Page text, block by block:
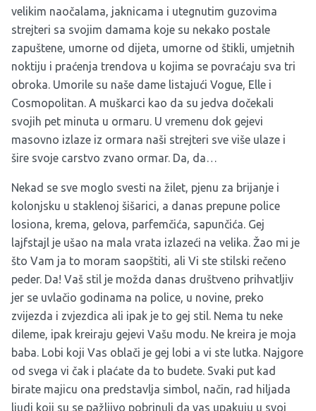
velikim naočalama, jaknicama i utegnutim guzovima
strejteri sa svojim damama koje su nekako postale
zapuštene, umorne od dijeta, umorne od štikli, umjetnih
noktiju i praćenja trendova u kojima se povraćaju sva tri
obroka. Umorile su naše dame listajući Vogue, Elle i
Cosmopolitan. A muškarci kao da su jedva dočekali
svojih pet minuta u ormaru. U vremenu dok gejevi
masovno izlaze iz ormara naši strejteri sve više ulaze i
šire svoje carstvo zvano ormar. Da, da…
Nekad se sve moglo svesti na žilet, pjenu za brijanje i
kolonjsku u staklenoj šišarici, a danas prepune police
losiona, krema, gelova, parfemčića, sapunčića. Gej
lajfstajl je ušao na mala vrata izlazeći na velika. Žao mi je
što Vam ja to moram saopštiti, ali Vi ste stilski rečeno
peder. Da! Vaš stil je možda danas društveno prihvatljiv
jer se uvlačio godinama na police, u novine, preko
zvijezda i zvjezdica ali ipak je to gej stil. Nema tu neke
dileme, ipak kreiraju gejevi Vašu modu. Ne kreira je moja
baba. Lobi koji Vas oblači je gej lobi a vi ste lutka. Najgore
od svega vi čak i plaćate da to budete. Svaki put kad
birate majicu ona predstavlja simbol, način, rad hiljada
ljudi koji su se pažljivo pobrinuli da vas upakuju u svoj